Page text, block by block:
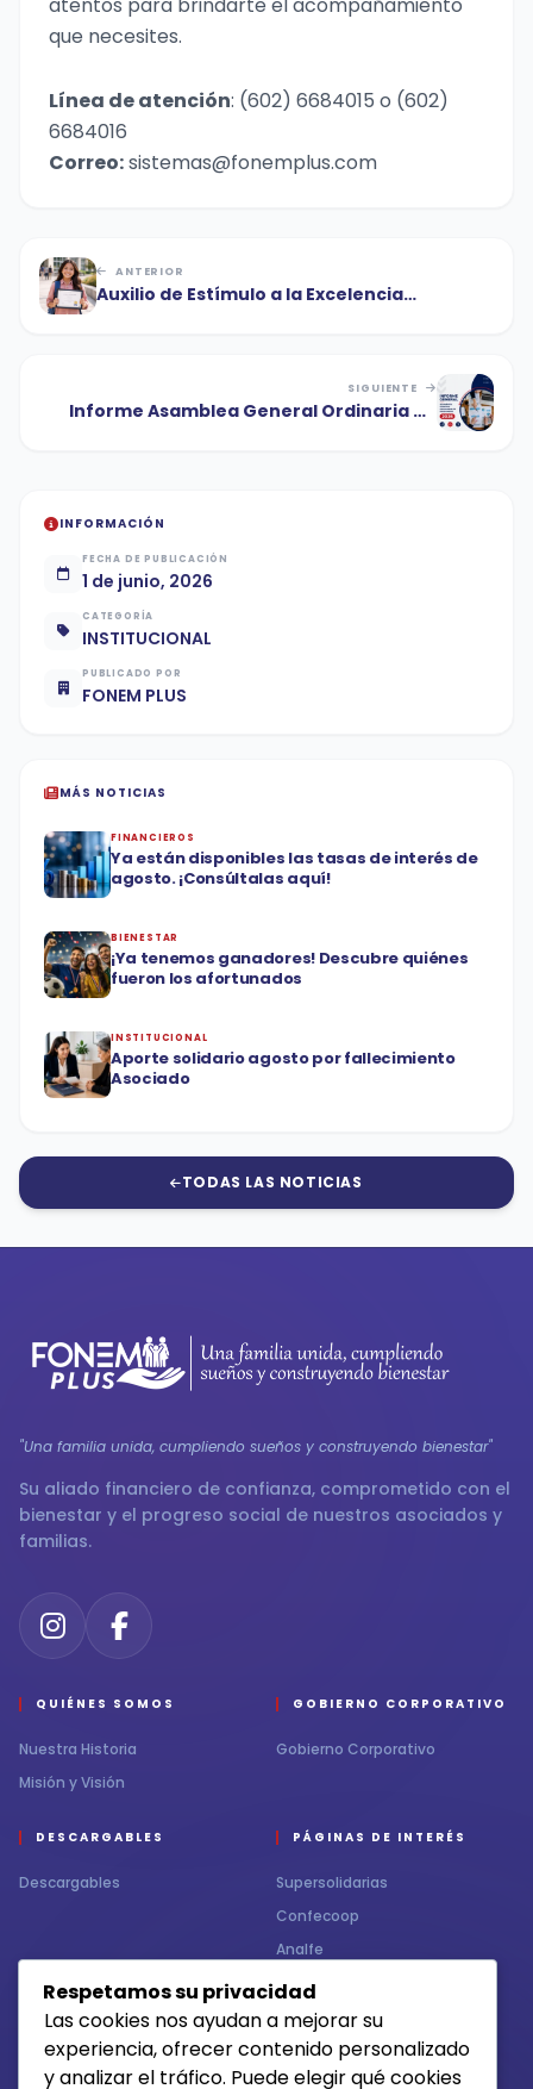
que necesites.
Línea de atención: (602) 6684015 o (602)
6684016
Correo:sistemas@fonemplus.com
ANTERIOR
Auxilio de Estímulo a la Excelencia
SIGUIENTE
Informe Asamblea General Ordinaria de
INFORMACIÓN
FECHA DE PUBLICACIÓN
1 de junio, 2026
CATEGORÍA
INSTITUCIONAL
PUBLICADO POR
FONEM PLUS
MÁS NOTICIAS
FINANCIEROS
Ya están disponibles las tasas de interés de
agosto. ¡Consúltalas aquí!
BIENESTAR
¡Ya tenemos ganadores! Descubre quiénes
fueron los afortunados
INSTITUCIONAL
Aporte solidario agosto por fallecimiento
Asociado
TODAS LAS NOTICIAS
"Una familia unida, cumpliendo sueños y construyendo bienestar"
Su aliado financiero de confianza, comprometido con el
bienestar y el progreso social de nuestros asociados y
familias.
QUIÉNES SOMOS
Nuestra Historia
Misión y Visión
GOBIERNO CORPORATIVO
Gobierno Corporativo
DESCARGABLES
Descargables
PÁGINAS DE INTERÉS
Supersolidarias
Confecoop
Analfe
CONTÁCTENOS
Contacto
MEDIOS DE RECAUDO
Respetamos su privacidad
Las cookies nos ayudan a mejorar su
experiencia, ofrecer contenido personalizado
y analizar el tráfico. Puede elegir qué cookies